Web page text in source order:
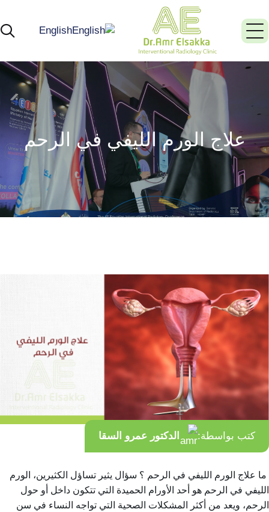
English
علاج الورم الليفي في الرحم
كتب بواسطة: الدكتور عمرو السقا
ما علاج الورم الليفي في الرحم ؟ سؤال يثير تساؤل الكثيرين، الورم
الليفي في الرحم هو أحد الأورام الحميدة التي تتكون داخل أو حول
الرحم، ويعد من أكثر المشكلات الصحية التي تواجه النساء في سن